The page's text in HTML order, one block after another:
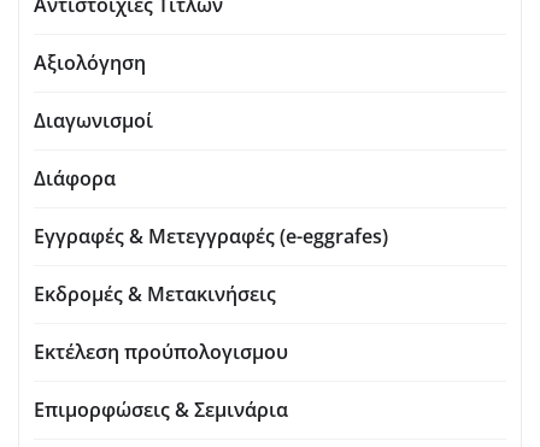
Αξιολόγηση
Διαγωνισμοί
Διάφορα
Εγγραφές & Μετεγγραφές (e-eggrafes)
Εκδρομές & Μετακινήσεις
Εκτέλεση προύπολογισμου
Επιμορφώσεις & Σεμινάρια